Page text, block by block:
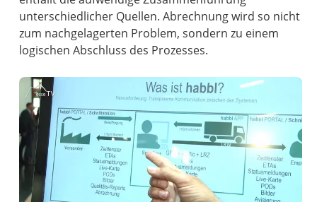
unterschiedlicher Quellen. Abrechnung wird so nicht
zum nachgelagerten Problem, sondern zu einem
logischen Abschluss des Prozesses.